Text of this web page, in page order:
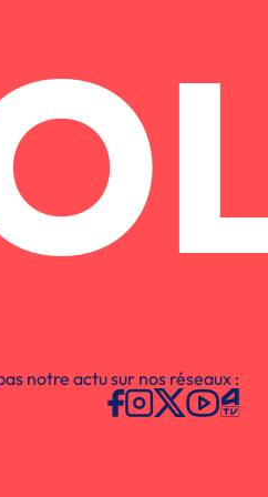
notre actu sur nos réseaux :